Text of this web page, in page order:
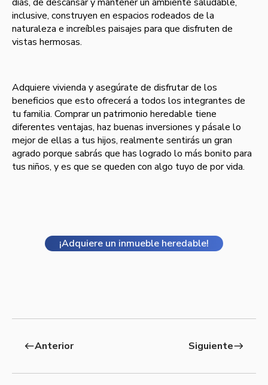
inclusive, construyen en espacios rodeados de la
naturaleza e increíbles paisajes para que disfruten de
vistas hermosas.
Adquiere vivienda y asegúrate de disfrutar de los
beneficios que esto ofrecerá a todos los integrantes de
tu familia. Comprar un patrimonio heredable tiene
diferentes ventajas, haz buenas inversiones y pásale lo
mejor de ellas a tus hijos, realmente sentirás un gran
agrado porque sabrás que has logrado lo más bonito para
tus niños, y es que se queden con algo tuyo de por vida.
¡Adquiere un inmueble heredable!
westAnterior Siguienteeast